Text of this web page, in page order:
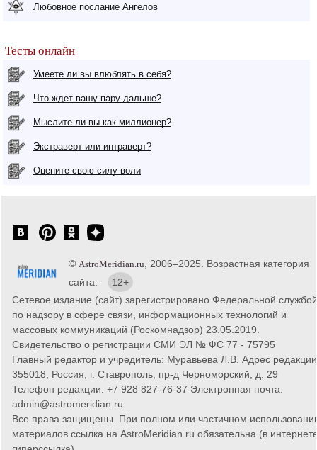
Любовное послание Ангелов
Тесты онлайн
Умеете ли вы влюблять в себя?
Что ждет вашу пару дальше?
Мыслите ли вы как миллионер?
Экстраверт или интраверт?
Оцените свою силу воли
© AstroMeridian.ru , 2006–2025. Возрастная категория
сайта:
12+
Сетевое издание (сайт) зарегистрировано Федеральной службой
по надзору в сфере связи, информационных технологий и
массовых коммуникаций (Роскомнадзор) 23.05.2019.
Свидетельство о регистрации СМИ ЭЛ № ФС 77 - 75795
Главный редактор и учредитель: Муравьева Л.В. Адрес
355018, Россия, г. Ставрополь, пр-д Черноморский, д. 29
Телефон редакции: +7 928 827-76-37 Электронная почта:
admin@astromeridian.ru
Все права защищены. При полном или частичном
материалов ссылка на AstroMeridian.ru обязательна (в